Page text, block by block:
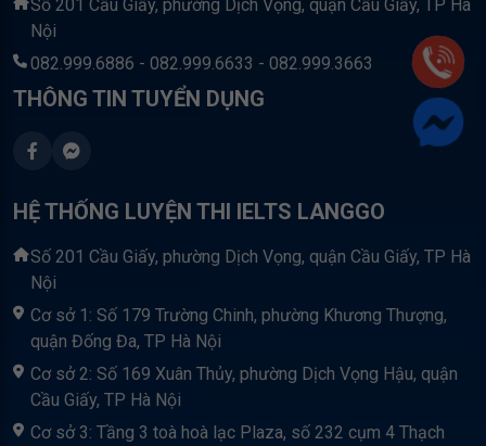
Số 201 Cầu Giấy, phường Dịch Vọng, quận Cầu Giấy, TP Hà
Nội
082.999.6886 - 082.999.6633 - 082.999.3663
THÔNG TIN TUYỂN DỤNG
HỆ THỐNG LUYỆN THI IELTS LANGGO
Số 201 Cầu Giấy, phường Dịch Vọng, quận Cầu Giấy, TP Hà
Nội
Cơ sở 1: Số 179 Trường Chinh, phường Khương Thượng,
quận Đống Đa, TP Hà Nội
Cơ sở 2: Số 169 Xuân Thủy, phường Dịch Vọng Hậu, quận
Cầu Giấy, TP Hà Nội
Cơ sở 3: Tầng 3 toà hoà lạc Plaza, số 232 cụm 4 Thạch